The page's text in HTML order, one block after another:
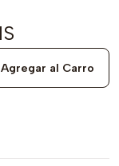
Agregar al Carro